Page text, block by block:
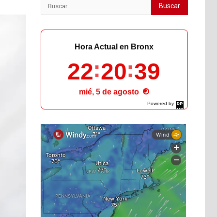
Buscar:
Powered by
DaysPedia.com
Hora Actual en Bronx
22 20 41
mié, 5 de agosto